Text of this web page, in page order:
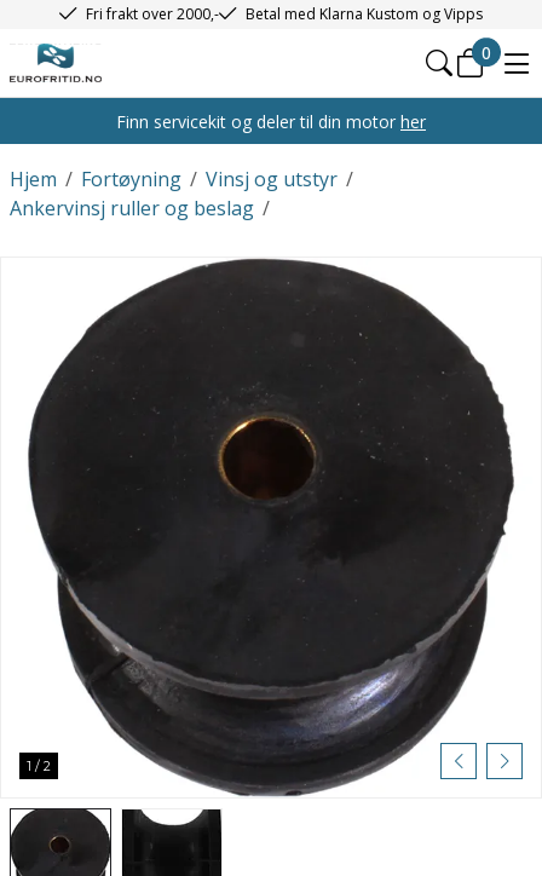
Fri frakt over 2000,- Betal med Klarna Kustom og Vipps
0
Finn servicekit og deler til din motor her
/
Hjem /
Fortøyning /
Vinsj og utstyr
/
Ankervinsj ruller og beslag
1 / 2